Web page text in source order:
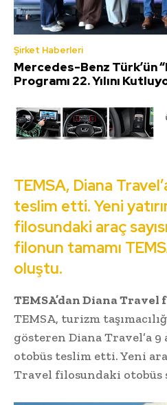
Şirket Haberleri
Mercedes-Benz Türk’ün
Programı 22. Yılını
TEMSA, Diana
teslim etti. Yeni
filosundaki araç
filonun tamamı
oluştu.
TEMSA’dan Diana
TEMSA, turizm
gösteren Diana Travel’a
otobüs teslim etti. Yeni
Travel filosundaki otobüs